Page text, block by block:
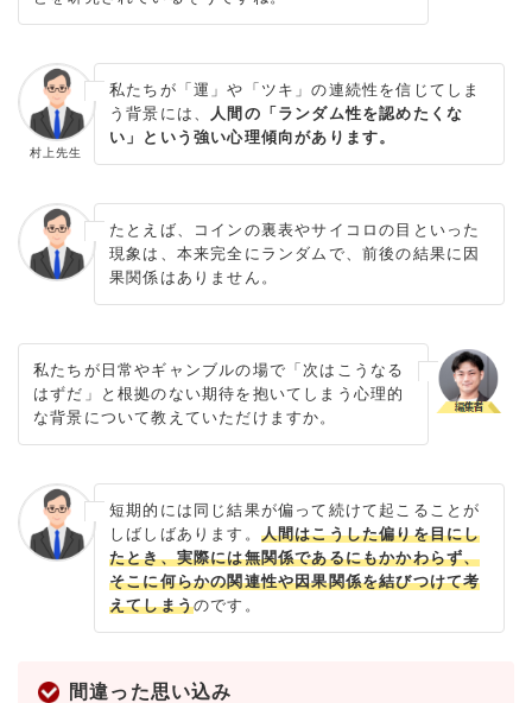
村上先生
私たちが「運」や「ツキ」の連続性を信じてしま
う背景には、
人間の「ランダム性を認めたくな
い」という強い心理傾向があります。
たとえば、コインの裏表やサイコロの目といった
現象は、本来完全にランダムで、前後の結果に因
果関係はありません。
私たちが日常やギャンブルの場で「次はこうなる
はずだ」と根拠のない期待を抱いてしまう心理的
な背景について教えていただけますか。
短期的には同じ結果が偏って続けて起こることが
しばしばあります。 人間はこうした偏りを目にし
たとき、実際には無関係であるにもかかわらず、
そこに何らかの関連性や因果関係を結びつけて考
えてしまうのです。
間違った思い込み